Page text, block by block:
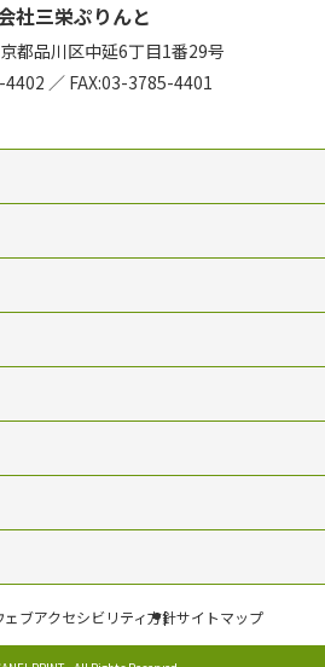
社三栄ぷりんと
都品川区中延6丁目1番29号
／ FAX:03-3785-4401
ェブアクセシビリティ方針サイトマップ